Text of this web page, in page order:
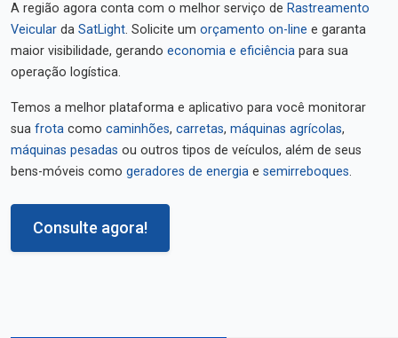
A região agora conta com o melhor serviço de Rastreamento
Veicular da SatLight. Solicite um orçamento on-line e garanta
maior visibilidade, gerando economia e eficiência para sua
operação logística.
Temos a melhor plataforma e aplicativo para você monitorar
sua frota como caminhões, carretas, máquinas agrícolas,
máquinas pesadas ou outros tipos de veículos, além de seus
bens-móveis como geradores de energia e semirreboques.
Consulte agora!